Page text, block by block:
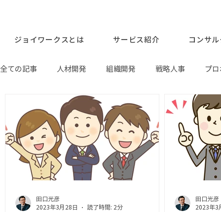
ジョイワークスとは サービス紹介 コンサ
全ての記事 人材開発 組織開発 戦略人事 プ
お知らせ
田口光彦
2023年3月28日
読了時間: 2分
田口光彦
2023年3